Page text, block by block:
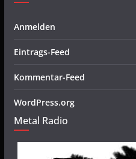
Anmelden
Eintrags-Feed
Kommentar-Feed
WordPress.org
Metal Radio